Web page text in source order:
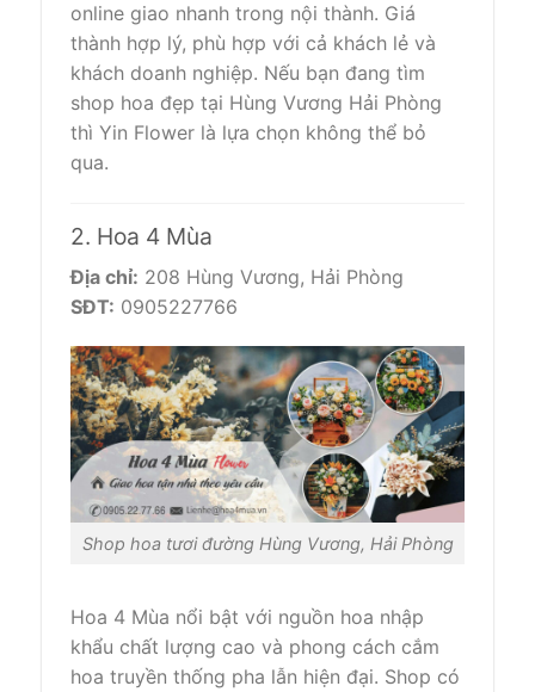
online giao nhanh trong nội thành. Giá
thành hợp lý, phù hợp với cả khách lẻ và
khách doanh nghiệp. Nếu bạn đang tìm
shop hoa đẹp tại Hùng Vương Hải Phòng
thì Yin Flower là lựa chọn không thể bỏ
qua.
2. Hoa 4 Mùa
Địa chỉ: 208 Hùng Vương, Hải Phòng
SĐT: 0905227766
Shop hoa tươi đường Hùng Vương, Hải Phòng
Hoa 4 Mùa nổi bật với nguồn hoa nhập
khẩu chất lượng cao và phong cách cắm
hoa truyền thống pha lẫn hiện đại. Shop có